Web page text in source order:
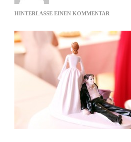
HINTERLASSE EINEN KOMMENTAR
KASSEL